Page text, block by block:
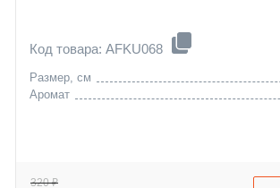
Код товара: AFKU068
Размер, см
Аромат
320 ₽